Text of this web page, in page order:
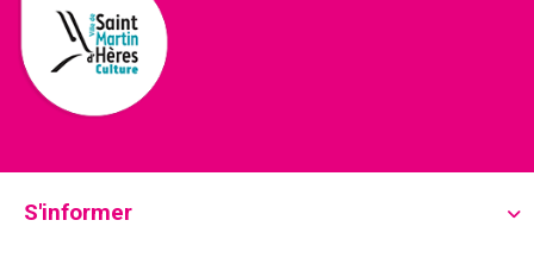
S'informer